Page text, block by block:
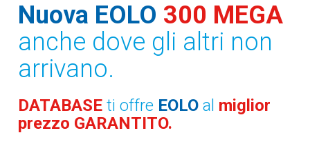
Nuova EOLO 300 MEGA
anche dove gli altri non
arrivano.
DATABASEti offre EOLO al miglior
prezzo GARANTITO.